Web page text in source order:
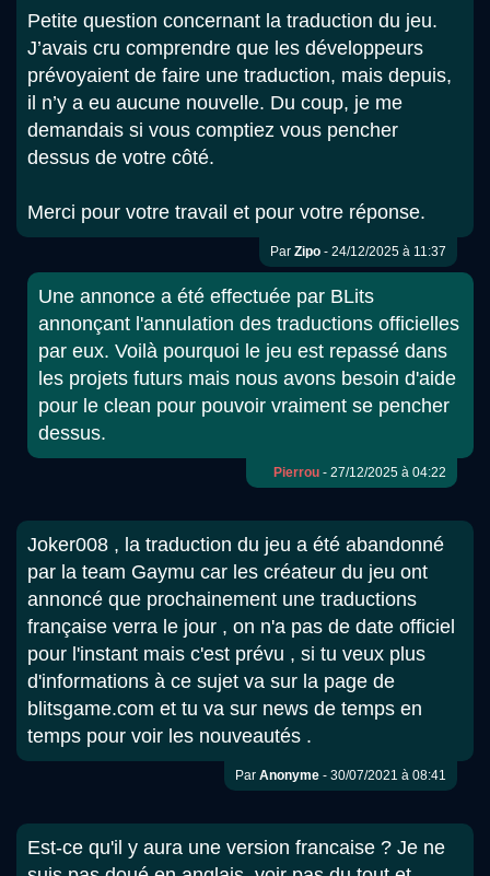
Petite question concernant la traduction du jeu.
J’avais cru comprendre que les développeurs
prévoyaient de faire une traduction, mais depuis,
il n’y a eu aucune nouvelle. Du coup, je me
demandais si vous comptiez vous pencher
dessus de votre côté.
Merci pour votre travail et pour votre réponse.
Par Zipo - 24/12/2025 à 11:37
Une annonce a été effectuée par BLits
annonçant l'annulation des traductions officielles
par eux. Voilà pourquoi le jeu est repassé dans
les projets futurs mais nous avons besoin d'aide
pour le clean pour pouvoir vraiment se pencher
dessus.
Pierrou - 27/12/2025 à 04:22
Joker008 , la traduction du jeu a été abandonné
par la team Gaymu car les créateur du jeu ont
annoncé que prochainement une traductions
française verra le jour , on n'a pas de date officiel
pour l'instant mais c'est prévu , si tu veux plus
d'informations à ce sujet va sur la page de
blitsgame.com et tu va sur news de temps en
temps pour voir les nouveautés .
Par Anonyme - 30/07/2021 à 08:41
Est-ce qu'il y aura une version francaise ? Je ne